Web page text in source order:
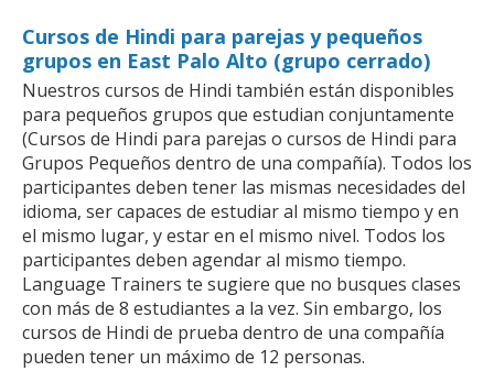
Cursos de Hindi para parejas y pequeños
grupos en East Palo Alto (grupo cerrado)
Nuestros cursos de Hindi también están disponibles
para pequeños grupos que estudian conjuntamente
(Cursos de Hindi para parejas o cursos de Hindi para
Grupos Pequeños dentro de una compañía). Todos los
participantes deben tener las mismas necesidades del
idioma, ser capaces de estudiar al mismo tiempo y en
el mismo lugar, y estar en el mismo nivel. Todos los
participantes deben agendar al mismo tiempo.
Language Trainers te sugiere que no busques clases
con más de 8 estudiantes a la vez. Sin embargo, los
cursos de Hindi de prueba dentro de una compañía
pueden tener un máximo de 12 personas.